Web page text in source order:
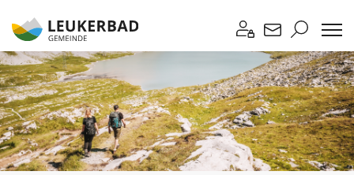
zur Startseite
Direkt zur Hauptnavigation
Direkt zum Inhalt
Direkt zur Suche
Direkt zum Stichwortverzeichnis
Leukerbad
LoginKontaktSuche